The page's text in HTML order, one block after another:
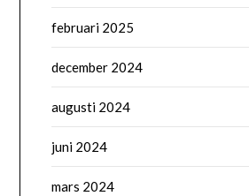
februari 2025
december 2024
augusti 2024
juni 2024
mars 2024